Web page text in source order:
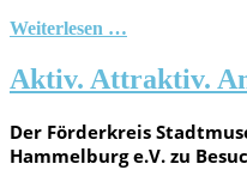
Weiterlesen …
Aktiv. Attraktiv.
Der Förderkreis
Hammelburg e.V. zu